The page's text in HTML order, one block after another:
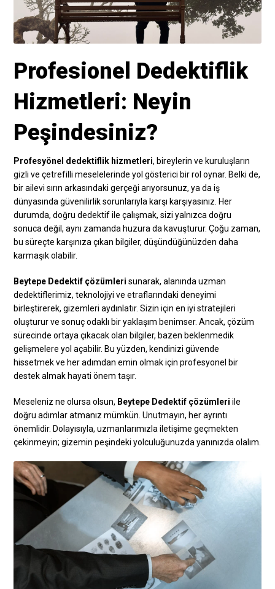
Profesionel Dedektiflik
Hizmetleri: Neyin
Peşindesiniz?
Profesyönel dedektiflik hizmetleri, bireylerin ve kuruluşların
gizli ve çetrefilli meselelerinde yol gösterici bir rol oynar. Belki de,
bir ailevi sırın arkasındaki gerçeği arıyorsunuz, ya da iş
dünyasında güvenilirlik sorunlarıyla karşı karşıyasınız. Her
durumda, doğru dedektif ile çalışmak, sizi yalnızca doğru
sonuca değil, aynı zamanda huzura da kavuşturur. Çoğu zaman,
bu süreçte karşınıza çıkan bilgiler, düşündüğünüzden daha
karmaşık olabilir.
Beytepe Dedektif çözümleri sunarak, alanında uzman
dedektiflerimiz, teknolojiyi ve etraflarındaki deneyimi
birleştirerek, gizemleri aydınlatır. Sizin için en iyi stratejileri
oluşturur ve sonuç odaklı bir yaklaşım benimser. Ancak, çözüm
sürecinde ortaya çıkacak olan bilgiler, bazen beklenmedik
gelişmelere yol açabilir. Bu yüzden, kendinizi güvende
hissetmek ve her adımdan emin olmak için profesyonel bir
destek almak hayati önem taşır.
Meseleniz ne olursa olsun, Beytepe Dedektif çözümleri ile
doğru adımlar atmanız mümkün. Unutmayın, her ayrıntı
önemlidir. Dolayısıyla, uzmanlarımızla iletişime geçmekten
çekinmeyin; gizemin peşindeki yolculuğunuzda yanınızda olalım.